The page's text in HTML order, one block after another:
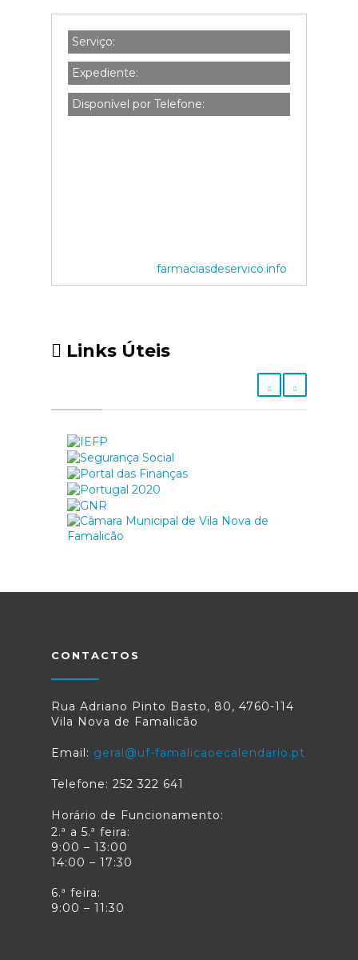
Serviço:
Expediente:
Disponível por Telefone:
farmaciasdeservico.info
Links Úteis
CONTACTOS
Rua Adriano Pinto Basto, 80, 4760-114
Vila Nova de Famalicão
Email: geral@uf-famalicaoecalendario.pt
Telefone: 252 322 641
Horário de Funcionamento:
2.ª a 5.ª feira:
9:00 – 13:00
14:00 – 17:30
6.ª feira:
9:00 – 11:30